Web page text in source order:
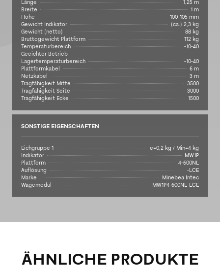
Länge
1,25 m
Breite
1 m
Höhe
100-105 mm
Gewicht Indikator
(ca.) 2,3 kg
Gewicht (netto)
88 kg
Bruttogewicht Plattform
112 kg
Temperaturbereich
Geeichter Betrieb
-10-40
Lagertemperaturbereich
-10-40
Plattformkabel
6 m
Netzkabel
3 m
Tragfähigkeit Mitte
3500
Tragfähigkeit Seite
3000
Tragfähigkeit Ecke
1500
SONSTIGE EIGENSCHAFTEN
Eichgruppe 1
e=0,2 kg / Min=4 kg
Indikator
MW1P
Plattform
4-600NL
Auflösung
-LCE
Marke
Minebea Intec
Wägemodul
MW1P4-600NL-LCE
ÄHNLICHE PRODUKTE